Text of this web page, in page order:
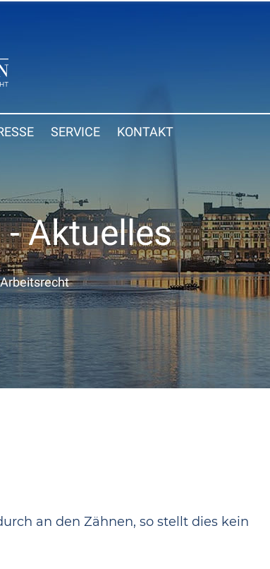
SERVICE KONTAKT
Aktuelles
Arbeitsrecht
an den Zähnen, so stellt dies kein